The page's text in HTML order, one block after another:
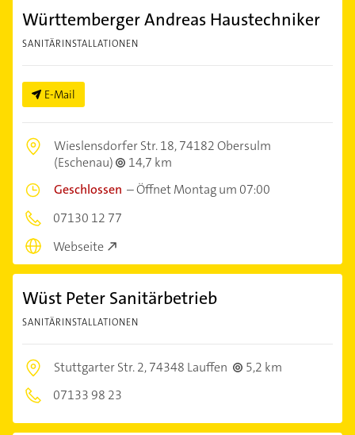
Württemberger Andreas Haustechniker
SANITÄRINSTALLATIONEN
E-Mail
Wieslensdorfer Str. 18,74182 Obersulm
(Eschenau)
14,7 km
Geschlossen –Öffnet Montag um 07:00
07130 12 77
Webseite
Wüst Peter Sanitärbetrieb
SANITÄRINSTALLATIONEN
Stuttgarter Str. 2,74348 Lauffen
5,2 km
07133 98 23